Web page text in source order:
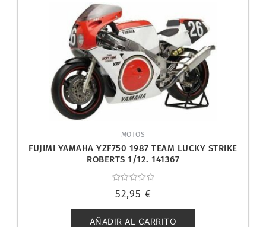
MOTOS
FUJIMI YAMAHA YZF750 1987 TEAM LUCKY STRIKE
ROBERTS 1/12. 141367
con
de
5
52,95 €
AÑADIR AL CARRITO